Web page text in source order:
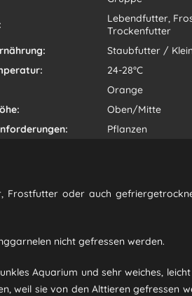
Lebendfutter,
Trockenfutter
Staubfutter /
24-28°C
Orange
Oben/Mitte
Pflanzen
oder auch
nicht gefressen werden.
Aquarium und sehr weiches,
weil sie von den Alttieren gefressen